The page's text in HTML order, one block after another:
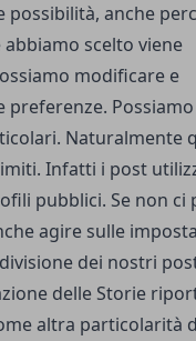
anche
scelto viene
modificare e
Naturalmente
Infatti i post
pubblici. Se non ci
agire sulle
dei nostri
delle Storie
altra particolarità